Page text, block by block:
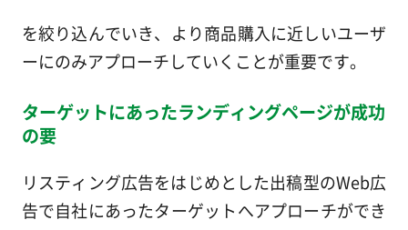
を絞り込んでいき、より商品購入に近しいユーザ
ーにのみアプローチしていくことが重要です。
ターゲットにあったランディングページが成功
の要
リスティング広告をはじめとした出稿型のWeb広
告で自社にあったターゲットへアプローチができ